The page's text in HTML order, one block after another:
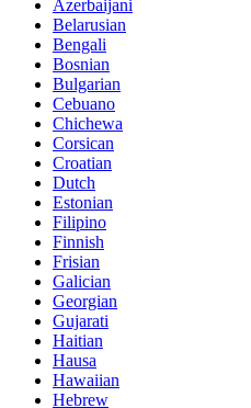
Azerbaijani
Belarusian
Bengali
Bosnian
Bulgarian
Cebuano
Chichewa
Corsican
Croatian
Dutch
Estonian
Filipino
Finnish
Frisian
Galician
Georgian
Gujarati
Haitian
Hausa
Hawaiian
Hebrew